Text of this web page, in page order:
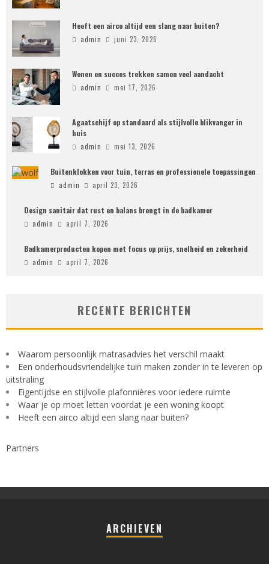
Heeft een airco altijd een slang naar buiten?
admin juni 23, 2026
Wonen en succes trekken samen veel aandacht
admin mei 17, 2026
Agaatschijf op standaard als stijlvolle blikvanger in
huis
admin mei 13, 2026
Buitenklokken voor tuin, terras en professionele toepassingen
admin april 23, 2026
Design sanitair dat rust en balans brengt in de badkamer
admin april 7, 2026
Badkamerproducten kopen met focus op prijs, snelheid en zekerheid
admin april 7, 2026
RECENTE BERICHTEN
Waarom persoonlijk matrasadvies het verschil maakt
Een onderhoudsvriendelijke tuin maken zonder in te leveren op
uitstraling
Eigentijdse en stijlvolle plafonnières voor iedere ruimte
Waar je op moet letten voordat je een woning koopt
Heeft een airco altijd een slang naar buiten?
Partners
ARCHIEVEN